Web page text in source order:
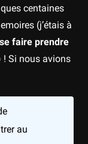
centaines
(j’étais à
se faire prendre
! Si nous avions
au